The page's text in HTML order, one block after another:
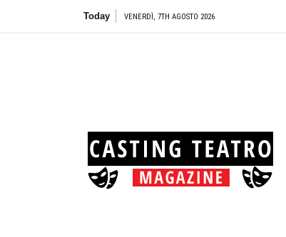
Today VENERDÌ, 7TH AGOSTO 2026